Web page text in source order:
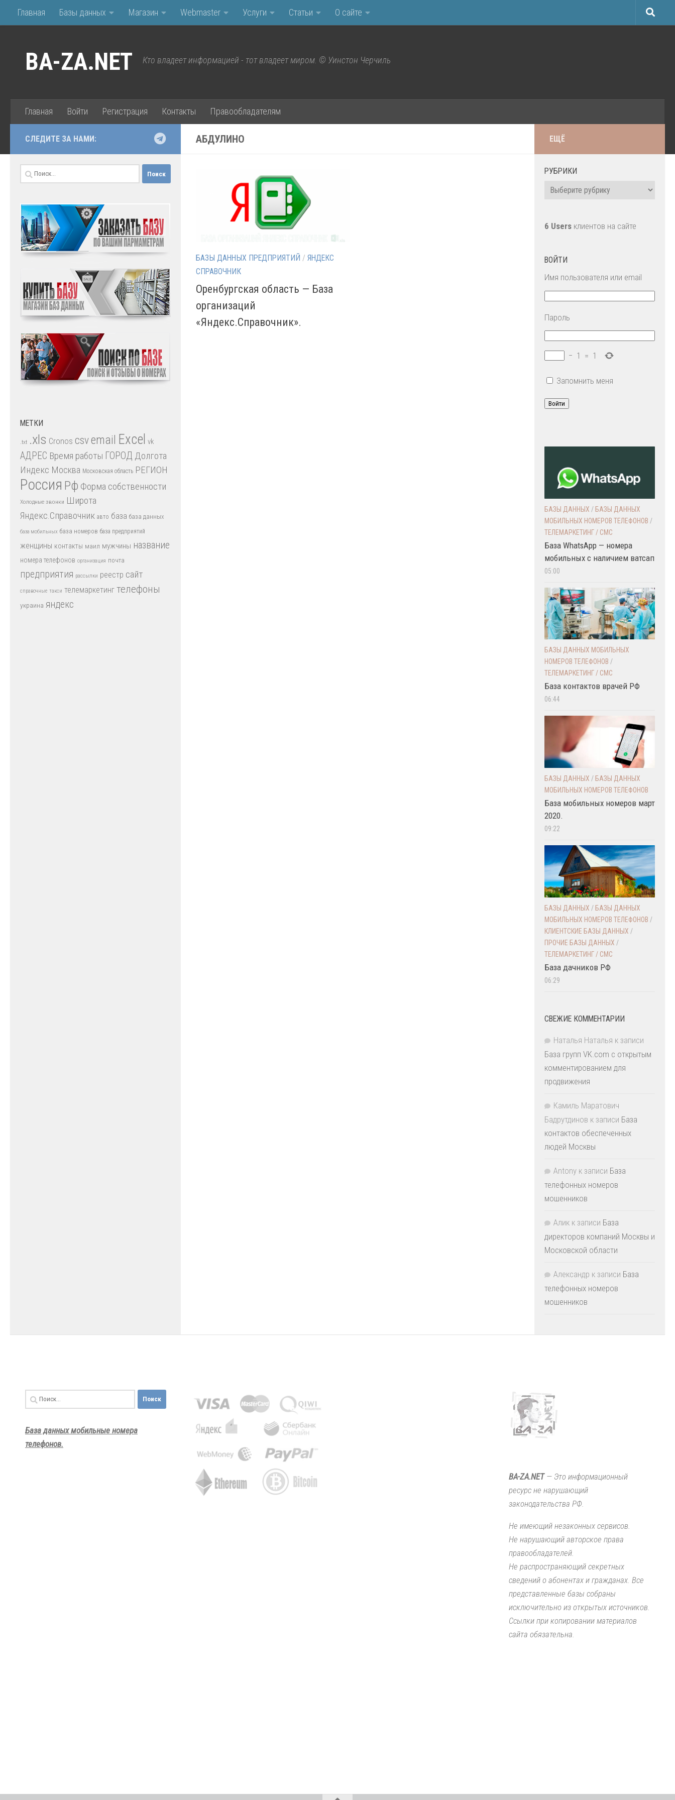
Перейти к содержимому
Главная Базы данных Магазин Webmaster Услуги Статьи О сайте
BA-ZA.NET Кто владеет информацией - тот владеет миром. © Уинстон Черчиль
Главная Войти Регистрация Контакты Правообладателям
АБДУЛИНО
БАЗЫ ДАННЫХ ПРЕДПРИЯТИЙ / ЯНДЕКС
СПРАВОЧНИК
Оренбургская область — База
организаций
«Яндекс.Справочник».
СЛЕДИТЕ ЗА НАМИ:
Найти:
МЕТКИ
.txt .xls Cronos csvemail Excel vk
АДРЕС Время работы ГОРОД Долгота
Индекс Москва Московская область РЕГИОН
Россия Рф Форма собственности
Холодные звонки Широта
Яндекс.Справочник авто база база данных
база мобильных база номеров база предприятий
женщины контакты маил мужчины название
номера телефонов организация почта
предприятия рассылки реестр сайт
справочные такси телемаркетинг телефоны
украина яндекс
ЕЩЁ
РУБРИКИ
Рубрики
6 Users клиентов на сайте
ВОЙТИ
Имя пользователя или email
Пароль
− 1 = 1
Запомнить меня
Войти
БАЗЫ ДАННЫХ / БАЗЫ ДАННЫХ
МОБИЛЬНЫХ НОМЕРОВ ТЕЛЕФОНОВ /
ТЕЛЕМАРКЕТИНГ / СМС
База WhatsApp — номера
мобильных с наличием ватсап
05:00
БАЗЫ ДАННЫХ МОБИЛЬНЫХ
НОМЕРОВ ТЕЛЕФОНОВ /
ТЕЛЕМАРКЕТИНГ / СМС
База контактов врачей РФ
06:44
БАЗЫ ДАННЫХ / БАЗЫ ДАННЫХ
МОБИЛЬНЫХ НОМЕРОВ ТЕЛЕФОНОВ
База мобильных номеров март
2020.
09:22
БАЗЫ ДАННЫХ / БАЗЫ ДАННЫХ
МОБИЛЬНЫХ НОМЕРОВ ТЕЛЕФОНОВ /
КЛИЕНТСКИЕ БАЗЫ ДАННЫХ /
ПРОЧИЕ БАЗЫ ДАННЫХ /
ТЕЛЕМАРКЕТИНГ / СМС
База дачников РФ
06:29
СВЕЖИЕ КОММЕНТАРИИ
Наталья Наталья к записи
База групп VK.com с открытым
комментированием для
продвижения
Камиль Маратович
Бадрутдинов к записи База
контактов обеспеченных
людей Москвы
Antony к записи База
телефонных номеров
мошенников
Алик к записи База
директоров компаний Москвы и
Московской области
Александр к записи База
телефонных номеров
мошенников
Найти:
База данных мобильные номера
телефонов.
BA-ZA.NET— Это информационный
ресурс не нарушающий
законодательства РФ.
Не имеющий незаконных сервисов.
Не нарушающий авторское права
правообладателей.
Не распространяющий секретных
сведений о абонентах и гражданах. Все
представленные базы собраны
исключительно из открытых источников.
Ссылки при копировании материалов
сайта обязательна.